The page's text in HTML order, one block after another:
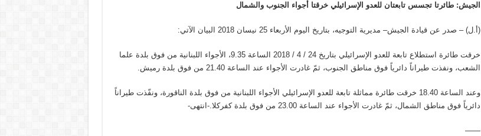
الجيش: طائرتا تجسس تابعتان للعدو الإسرائيلي خرقتا أجواء الجنوب والشمال
(أ.ل) – صدر عن قيادة الجيش– مديرية التوجيه، بتاريخ اليوم الأربعاء 25 نيسان 2018 البيان الآتي:
خرقت طائرة استطلاع تابعة للعدو الإسرائيلي بتاريخ 24 / 4 / 2018 الساعة 9.35، الأجواء اللبنانية من فوق بلدة علما
الشعب، ونفذت طيراناً دائرياً فوق مناطق الجنوب، ثمّ غادرت الأجواء عند الساعة 21.40 من فوق بلدة رميش.
وعند الساعة 18.40 خرقت طائرة مماثلة تابعة للعدو الإسرائيلي الأجواء اللبنانية من فوق بلدة الناقورة، ونفّذت طيراناً
دائرياً فوق مناطق الشمال، ثمّ غادرت الأجواء عند الساعة 23.00 من فوق بلدة كفركلا.-انتهى-
——